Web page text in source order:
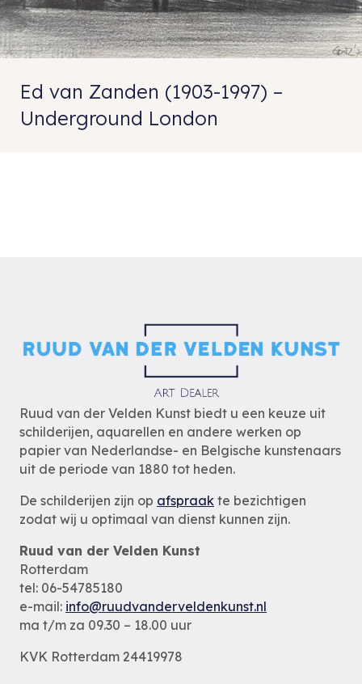
Ed van Zanden (1903-1997) –
Underground London
Ruud van der Velden Kunst biedt u een keuze uit
schilderijen, aquarellen en andere werken op
papier van Nederlandse- en Belgische kunstenaars
uit de periode van 1880 tot heden.
De schilderijen zijn op afspraak te bezichtigen
zodat wij u optimaal van dienst kunnen zijn.
Ruud van der Velden Kunst
Rotterdam
tel: 06-54785180
e-mail: info@ruudvanderveldenkunst.nl
ma t/m za 09.30 – 18.00 uur
KVK Rotterdam 24419978